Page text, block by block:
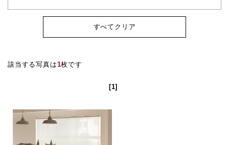
すべてクリア
該当する写真は1枚です
[1]